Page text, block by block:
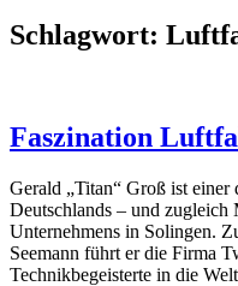
Schlagwort:
Faszination
Gerald „Titan“ Groß ist einer
Deutschlands – und zugleich
Unternehmens in Solingen.
Seemann führt er die Firma
Technikbegeisterte in die